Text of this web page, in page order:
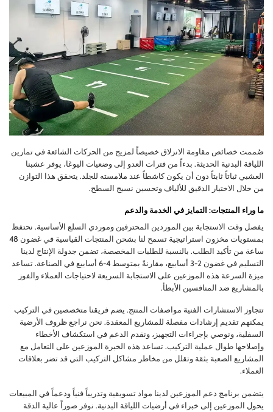
صُممت خصائص مقاومة الانزلاق خصيصاً لمزيج من الحركات الشائعة في تمارين
اللياقة البدنية الحديثة. بدءاً من فترات العدو إلى وضعيات اليوغا، يوفر عشبنا
العشبي ثباتاً ثابتاً دون أن يكون كاشطاً عند ملامسته للجلد. يتحقق هذا التوازن
من خلال الاختيار الدقيق للألياف وتحسين نسيج السطح.
ما وراء المنتجات: التمايز في الخدمة والدعم
يفصل وقت الاستجابة بين الموردين المحترفين وموردي السلع الأساسية. نحتفظ
بمستويات مخزون استراتيجية تسمح لنا بشحن المنتجات القياسية في غضون 48
ساعة من تأكيد الطلب. بالنسبة للطلبات المخصصة، تضمن جدولة الإنتاج لدينا
التسليم في غضون 2-3 أسابيع، مقارنةً بمتوسط 4-6 أسابيع في الصناعة. تساعد
ميزة السرعة هذه الموزعين على الاستجابة السريعة لاحتياجات العملاء والفوز
بالمشاريع ضد المنافسين الأبطأ.
تتجاوز الاستشارات الفنية مواصفات المنتج. يضم فريقنا متخصصين في التركيب
يمكنهم تقديم إرشادات مفصلة للمشاريع المعقدة. نحن نراجع ظروف الأرضية
السفلية، ونوصي بإجراءات التجهيز، ونقدم الدعم في استكشاف الأخطاء
وإصلاحها طوال عملية التركيب. تساعد هذه الخبرة الموزعين على التعامل مع
المشاريع الصعبة بثقة وتقلل من مخاطر مشاكل التركيب التي قد تضر بعلاقات
العملاء.
يتضمن برنامج دعم الموزعين لدينا مواد تسويقية وتدريباً فنياً ودعماً في المبيعات
يحول الموزعين إلى خبراء في أرضيات اللياقة البدنية. نوفر صوراً عالية الدقة